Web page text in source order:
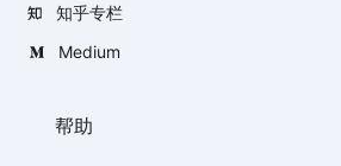
知乎专栏
Medium
帮助